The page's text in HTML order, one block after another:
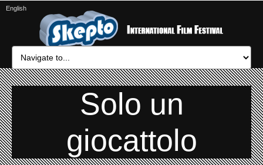
Solo un
giocattolo
English